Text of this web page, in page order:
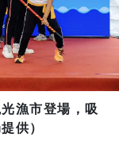
漁市登場，吸
供）